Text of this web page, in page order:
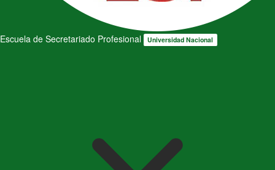
Escuela de Secretariado Profesional Universidad Nacional